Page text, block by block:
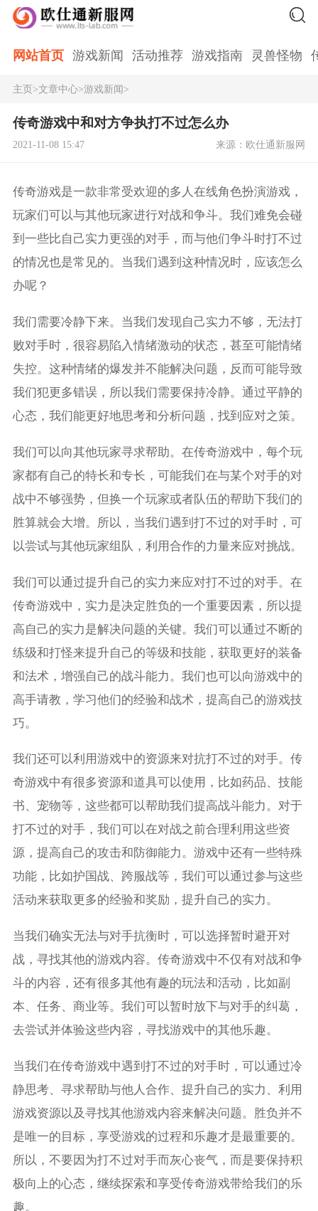
网站首页 游戏新闻 活动推荐 游戏指南 灵兽怪物
主页>文章中心>游戏新闻>
传奇游戏中和对方争执打不过怎么办
2021-11-08 15:47 来源：欧仕通新服网
传奇游戏是一款非常受欢迎的多人在线角色扮演游戏，
玩家们可以与其他玩家进行对战和争斗。我们难免会碰
到一些比自己实力更强的对手，而与他们争斗时打不过
的情况也是常见的。当我们遇到这种情况时，应该怎么
办呢？
我们需要冷静下来。当我们发现自己实力不够，无法打
败对手时，很容易陷入情绪激动的状态，甚至可能情绪
失控。这种情绪的爆发并不能解决问题，反而可能导致
我们犯更多错误，所以我们需要保持冷静。通过平静的
心态，我们能更好地思考和分析问题，找到应对之策。
我们可以向其他玩家寻求帮助。在传奇游戏中，每个玩
家都有自己的特长和专长，可能我们在与某个对手的对
战中不够强势，但换一个玩家或者队伍的帮助下我们的
胜算就会大增。所以，当我们遇到打不过的对手时，可
以尝试与其他玩家组队，利用合作的力量来应对挑战。
我们可以通过提升自己的实力来应对打不过的对手。在
传奇游戏中，实力是决定胜负的一个重要因素，所以提
高自己的实力是解决问题的关键。我们可以通过不断的
练级和打怪来提升自己的等级和技能，获取更好的装备
和法术，增强自己的战斗能力。我们也可以向游戏中的
高手请教，学习他们的经验和战术，提高自己的游戏技
巧。
我们还可以利用游戏中的资源来对抗打不过的对手。传
奇游戏中有很多资源和道具可以使用，比如药品、技能
书、宠物等，这些都可以帮助我们提高战斗能力。对于
打不过的对手，我们可以在对战之前合理利用这些资
源，提高自己的攻击和防御能力。游戏中还有一些特殊
功能，比如护国战、跨服战等，我们可以通过参与这些
活动来获取更多的经验和奖励，提升自己的实力。
当我们确实无法与对手抗衡时，可以选择暂时避开对
战，寻找其他的游戏内容。传奇游戏中不仅有对战和争
斗的内容，还有很多其他有趣的玩法和活动，比如副
本、任务、商业等。我们可以暂时放下与对手的纠葛，
去尝试并体验这些内容，寻找游戏中的其他乐趣。
当我们在传奇游戏中遇到打不过的对手时，可以通过冷
静思考、寻求帮助与他人合作、提升自己的实力、利用
游戏资源以及寻找其他游戏内容来解决问题。胜负并不
是唯一的目标，享受游戏的过程和乐趣才是最重要的。
所以，不要因为打不过对手而灰心丧气，而是要保持积
极向上的心态，继续探索和享受传奇游戏带给我们的乐
趣。